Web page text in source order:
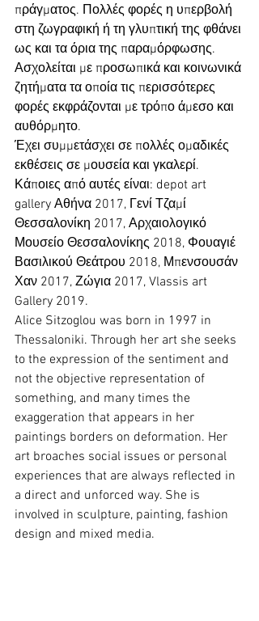
πράγματος. Πολλές φορές η υπερβολή
στη ζωγραφική ή τη γλυπτική της φθάνει
ως και τα όρια της παραμόρφωσης.
Ασχολείται με προσωπικά και κοινωνικά
ζητήματα τα οποία τις περισσότερες
φορές εκφράζονται με τρόπο άμεσο και
αυθόρμητο.
Έχει συμμετάσχει σε πολλές ομαδικές
εκθέσεις σε μουσεία και γκαλερί.
Κάποιες από αυτές είναι: depot art
gallery Αθήνα 2017, Γενί Τζαμί
Θεσσαλονίκη 2017, Αρχαιολογικό
Μουσείο Θεσσαλονίκης 2018, Φουαγιέ
Βασιλικού Θεάτρου 2018, Μπενσουσάν
Χαν 2017, Ζώγια 2017, Vlassis art
Gallery 2019.
Alice Sitzoglou was born in 1997 in
Thessaloniki. Through her art she seeks
to the expression of the sentiment and
not the objective representation of
something, and many times the
exaggeration that appears in her
paintings borders on deformation. Her
art broaches social issues or personal
experiences that are always reflected in
a direct and unforced way. She is
involved in sculpture, painting, fashion
design and mixed media.